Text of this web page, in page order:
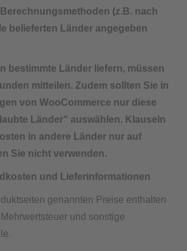
(z.B. nach
belieferten Länder angegeben
bestimmte Länder liefern, müssen
mitteilen. Zudem sollten Sie in
von WooCommerce nur diese
Länder“ auswählen. Klauseln
in andere Länder nur auf
Sie nicht verwenden.
und Lieferinformationen
genannten Preise enthalten
und sonstige